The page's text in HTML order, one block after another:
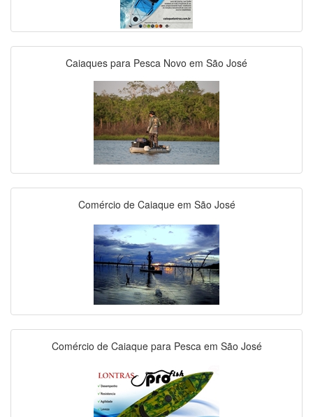
Caiaques para Pesca Novo em São José
Comércio de Caiaque em São José
Comércio de Caiaque para Pesca em São José